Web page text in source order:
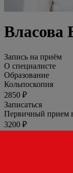
Власова
Запись на приём
О специалисте
Образование
Кольпоскопия
2850 ₽
Записаться
Первичный прием
3200 ₽
Повторный прием